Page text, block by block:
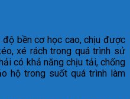
bền cơ học cao, chịu được
xé rách trong quá trình sử
có khả năng chịu tải, chống
hộ trong suốt quá trình làm